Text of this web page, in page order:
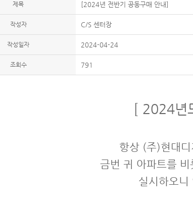
제목 [2024년 전반기 공동구매 안내]
작성자 C/S 센터장
작성일자 2024-04-24
조회수 791
[ 2024년
항상 (주)현대
금번 귀 아파트를
실시하오니